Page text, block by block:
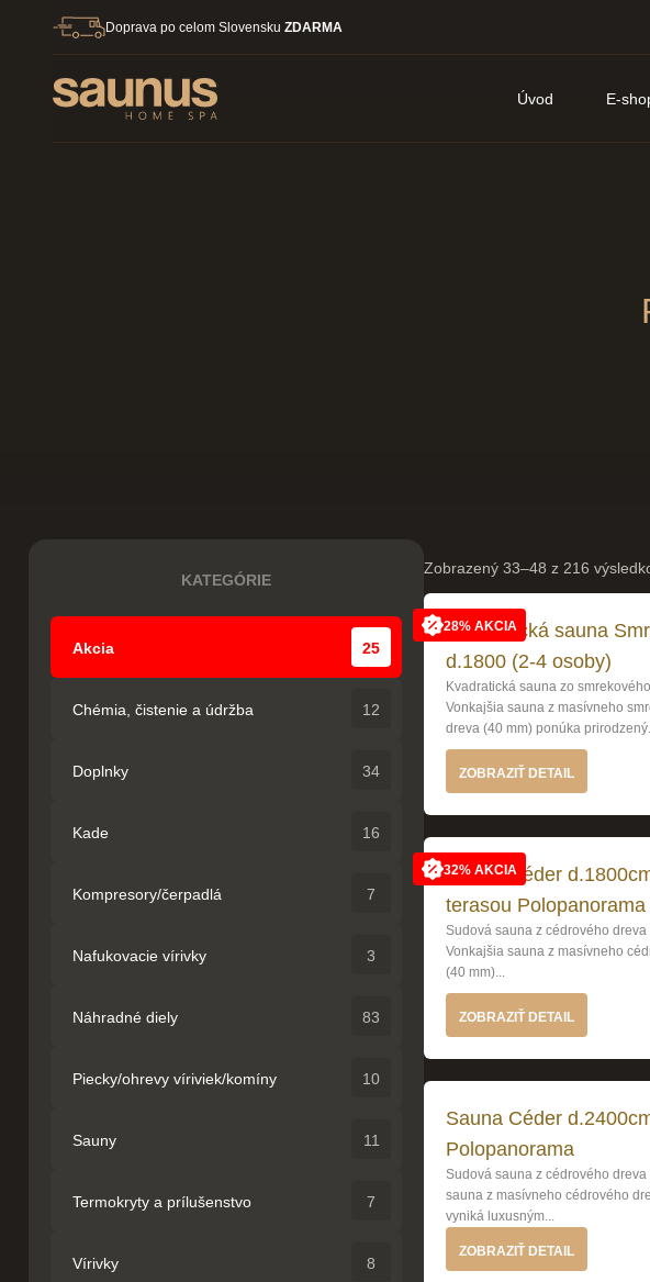
Skip to content
Doprava po celom Slovensku ZDARMA
Úvod E-
KATEGÓRIE
Akcia 25
Chémia, čistenie a údržba 12
Doplnky 34
Kade 16
Kompresory/čerpadlá 7
Nafukovacie vírivky 3
Náhradné diely 83
Piecky/ohrevy víriviek/komíny 10
Sauny 11
Termokryty a prílušenstvo 7
Vírivky 8
Zobrazený 33–48 z 216
28% AKCIA
Kvadratická sauna
d.1800 (2-4 osoby)
Kvadratická sauna zo
Vonkajšia sauna z masívneho
dreva (40 mm) ponúka
ZOBRAZIŤ DETAIL
32% AKCIA
Sauna Céder
terasou Polopanorama
Sudová sauna z cédrového dreva
Vonkajšia sauna z masívneho
(40 mm)...
ZOBRAZIŤ DETAIL
Sauna Céder
Polopanorama
Sudová sauna z cédrového dreva
sauna z masívneho cédrového
vyniká luxusným...
ZOBRAZIŤ DETAIL